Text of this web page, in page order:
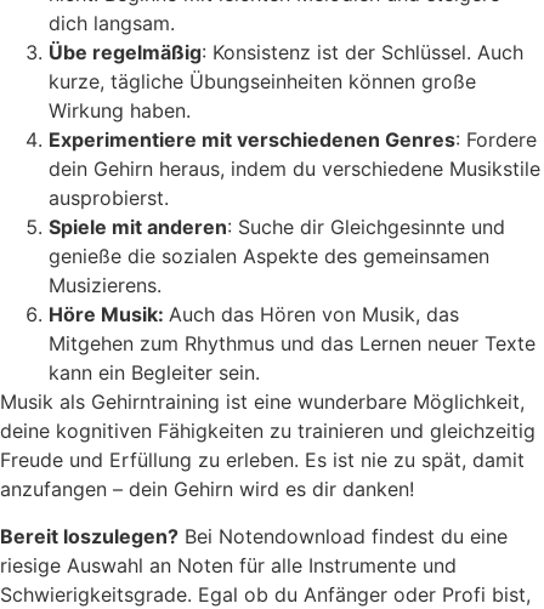
dich langsam.
Übe regelmäßig: Konsistenz ist der Schlüssel. Auch
kurze, tägliche Übungseinheiten können große
Wirkung haben.
Experimentiere mit verschiedenen Genres: Fordere
dein Gehirn heraus, indem du verschiedene Musikstile
ausprobierst.
Spiele mit anderen: Suche dir Gleichgesinnte und
genieße die sozialen Aspekte des gemeinsamen
Musizierens.
Höre Musik: Auch das Hören von Musik, das
Mitgehen zum Rhythmus und das Lernen neuer Texte
kann ein Begleiter sein.
Musik als Gehirntraining ist eine wunderbare Möglichkeit,
deine kognitiven Fähigkeiten zu trainieren und gleichzeitig
Freude und Erfüllung zu erleben. Es ist nie zu spät, damit
anzufangen – dein Gehirn wird es dir danken!
Bereit loszulegen? Bei Notendownload findest du eine
riesige Auswahl an Noten für alle Instrumente und
Schwierigkeitsgrade. Egal ob du Anfänger oder Profi bist,